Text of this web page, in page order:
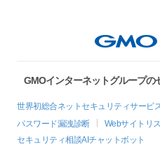
GMOインターネットグループの
世界初総合ネットセキュリティサービ
パスワード漏洩診断
Webサイトリ
セキュリティ相談AIチャットボット